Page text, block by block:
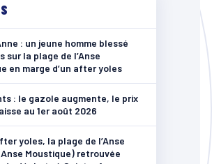
: un jeune homme blessé
sur la plage de l’Anse
en marge d’un after yoles
: le gazole augmente, le prix
au 1er août 2026
yoles, la plage de l’Anse
Moustique) retrouvée